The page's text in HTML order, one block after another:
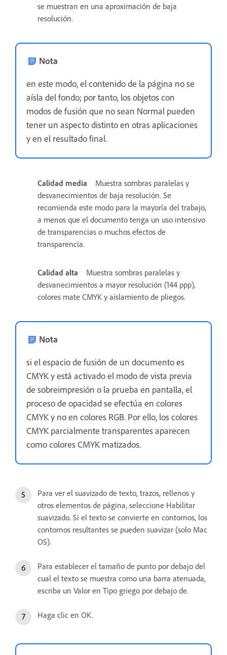
se muestran en una aproximación de baja
resolución.
Nota
en este modo, el contenido de la página no se
aísla del fondo; por tanto, los objetos con
modos de fusión que no sean Normal pueden
tener un aspecto distinto en otras aplicaciones
y en el resultado final.
Calidad media
Muestra sombras paralelas y
desvanecimientos de baja resolución. Se
recomienda este modo para la mayoría del trabajo,
a menos que el documento tenga un uso intensivo
de transparencias o muchos efectos de
transparencia.
Calidad alta
Muestra sombras paralelas y
desvanecimientos a mayor resolución (144 ppp),
colores mate CMYK y aislamiento de pliegos.
Nota
si el espacio de fusión de un documento es
CMYK y está activado el modo de vista previa
de sobreimpresión o la prueba en pantalla, el
proceso de opacidad se efectúa en colores
CMYK y no en colores RGB. Por ello, los colores
CMYK parcialmente transparentes aparecen
como colores CMYK matizados.
Para ver el suavizado de texto, trazos, rellenos y
otros elementos de página, seleccione Habilitar
suavizado. Si el texto se convierte en contornos, los
contornos resultantes se pueden suavizar (solo Mac
OS).
Para establecer el tamaño de punto por debajo del
cual el texto se muestra como una barra atenuada,
escriba un Valor en Tipo griego por debajo de.
Haga clic en OK.